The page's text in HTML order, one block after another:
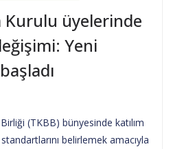
Kurulu üyelerinde
Yeni
(TKBB) bünyesinde katılım
belirlemek amacıyla